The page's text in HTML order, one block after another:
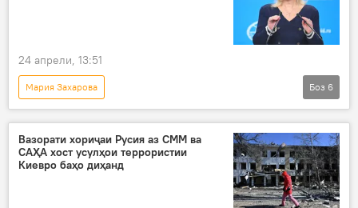
24 апрели, 13:51
Мария Захарова
Амалиёти вижаи Русия барои ҳимояи Донбасс: охирин хабарҳо
Украина
забони русӣ
Шӯравӣ
Русия
амалиёти вижа
Боз 6
Вазорати хориҷаи Русия аз СММ ва
САҲА хост усулҳои террористии
Киевро баҳо диҳанд